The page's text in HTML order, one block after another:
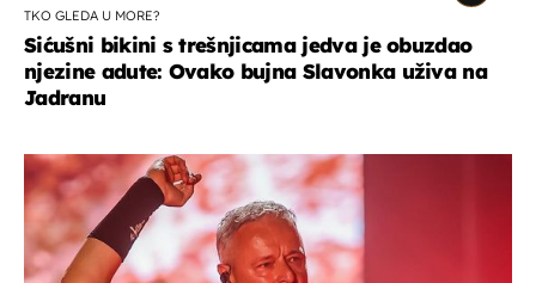
TKO GLEDA U MORE?
Sićušni bikini s trešnjicama jedva je obuzdao
njezine adute: Ovako bujna Slavonka uživa na
Jadranu